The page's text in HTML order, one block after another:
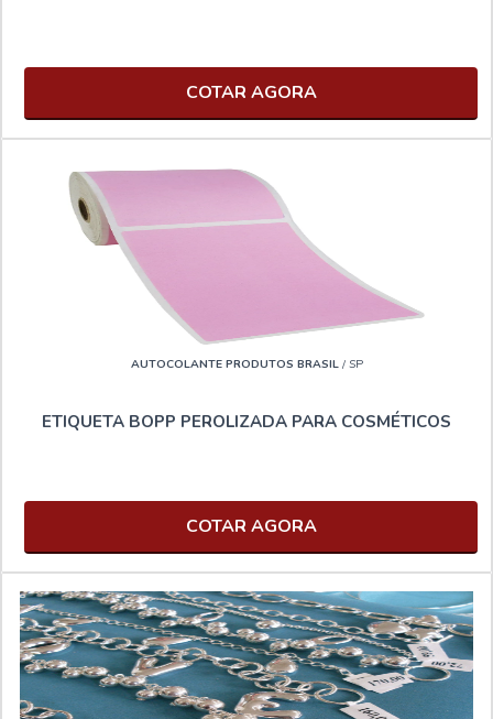
COTAR AGORA
AUTOCOLANTE PRODUTOS BRASIL/ SP
ETIQUETA BOPP PEROLIZADA PARA COSMÉTICOS
COTAR AGORA